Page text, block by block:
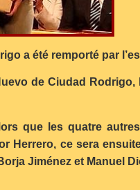
a été remporté par
de Ciudad
que les quatre
Herrero, ce sera
Jiménez et Manuel